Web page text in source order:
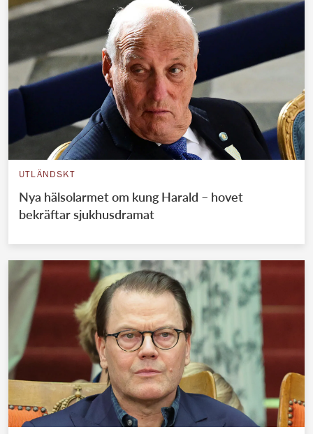
UTLÄNDSKT
Nya hälsolarmet om kung Harald – hovet
bekräftar sjukhusdramat